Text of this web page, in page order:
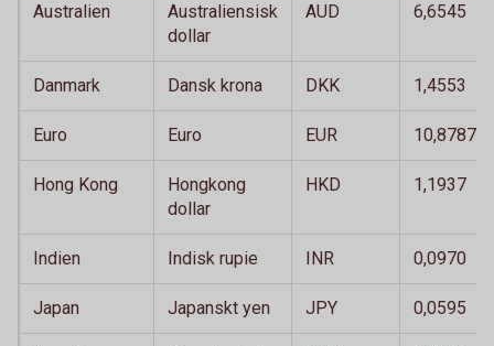
Australien
Australiensisk
dollar
AUD 6,6545
Danmark Dansk krona DKK 1,4553
Euro Euro EUR 10,8787
Hong Kong
Hongkong
dollar
HKD 1,1937
Indien Indisk rupie INR 0,0970
Japan Japanskt yen JPY 0,0595